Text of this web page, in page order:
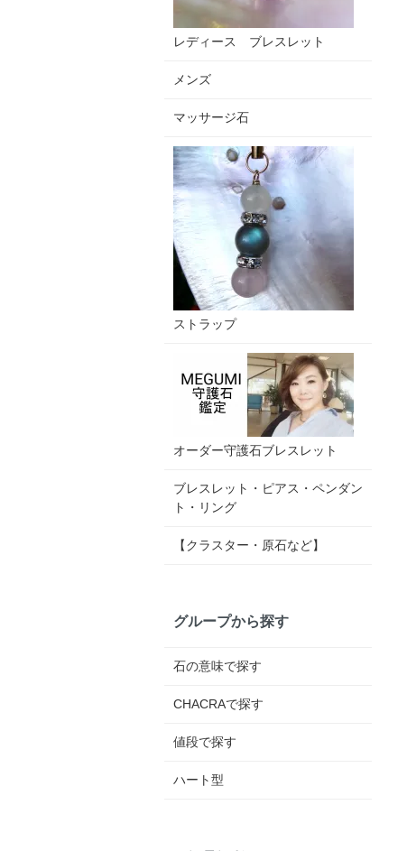
レディース ブレスレット
メンズ
マッサージ石
ストラップ
オーダー守護石ブレスレット
ブレスレット・ピアス・ペンダン
ト・リング
【クラスター・原石など】
グループから探す
石の意味で探す
CHACRAで探す
値段で探す
ハート型